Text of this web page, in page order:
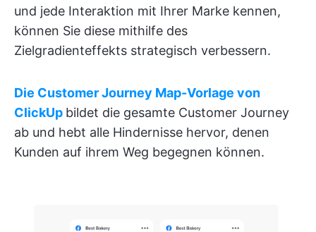
und jede Interaktion mit Ihrer Marke kennen,
können Sie diese mithilfe des
Zielgradienteffekts strategisch verbessern.
Die Customer Journey Map-Vorlage von
ClickUp bildet die gesamte Customer Journey
ab und hebt alle Hindernisse hervor, denen
Kunden auf ihrem Weg begegnen können.